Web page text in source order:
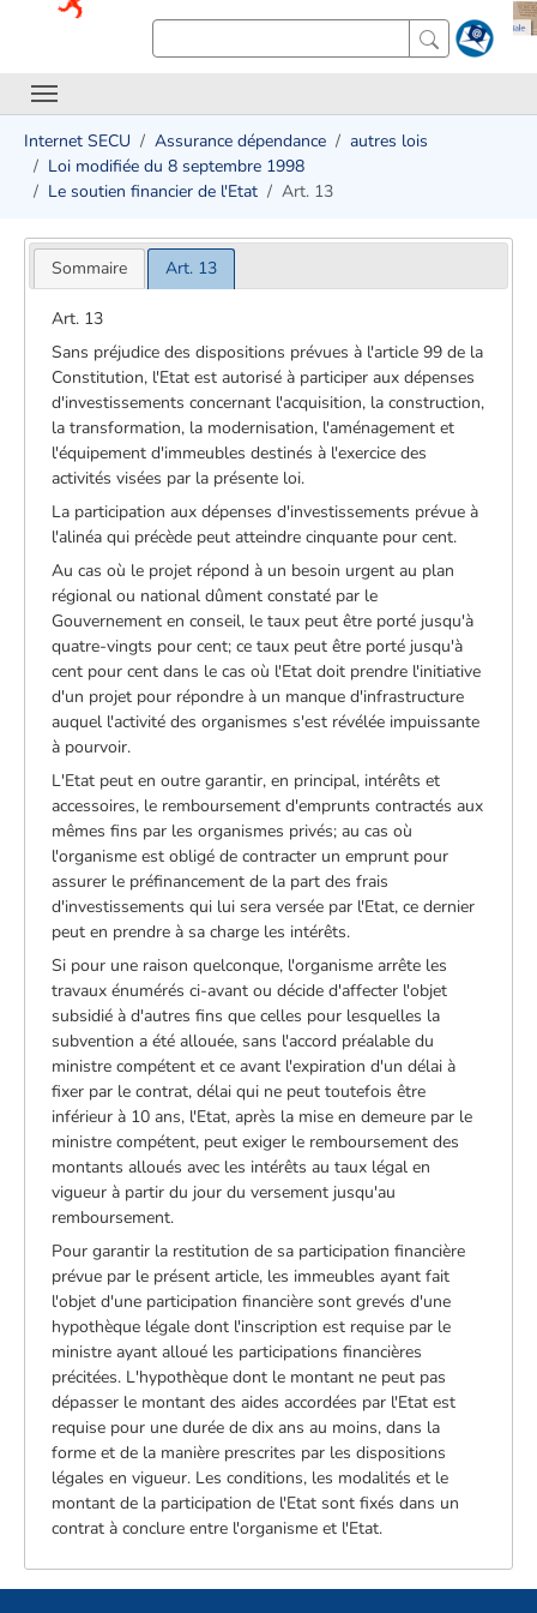
Internet SECU Assurance dépendance
autres lois
Loi modifiée du 8 septembre 1998
Le soutien financier de l'Etat
Art. 13
Sommaire Art. 13
Art. 13
Sans préjudice des dispositions prévues à l'article 99 de la
Constitution, l'Etat est autorisé à participer aux dépenses
d'investissements concernant l'acquisition, la construction,
la transformation, la modernisation, l'aménagement et
l'équipement d'immeubles destinés à l'exercice des
activités visées par la présente loi.
La participation aux dépenses d'investissements prévue à
l'alinéa qui précède peut atteindre cinquante pour cent.
Au cas où le projet répond à un besoin urgent au plan
régional ou national dûment constaté par le
Gouvernement en conseil, le taux peut être porté jusqu'à
quatre-vingts pour cent; ce taux peut être porté jusqu'à
cent pour cent dans le cas où l'Etat doit prendre l'initiative
d'un projet pour répondre à un manque d'infrastructure
auquel l'activité des organismes s'est révélée impuissante
à pourvoir.
L'Etat peut en outre garantir, en principal, intérêts et
accessoires, le remboursement d'emprunts contractés aux
mêmes fins par les organismes privés; au cas où
l'organisme est obligé de contracter un emprunt pour
assurer le préfinancement de la part des frais
d'investissements qui lui sera versée par l'Etat, ce dernier
peut en prendre à sa charge les intérêts.
Si pour une raison quelconque, l'organisme arrête les
travaux énumérés ci-avant ou décide d'affecter l'objet
subsidié à d'autres fins que celles pour lesquelles la
subvention a été allouée, sans l'accord préalable du
ministre compétent et ce avant l'expiration d'un délai à
fixer par le contrat, délai qui ne peut toutefois être
inférieur à 10 ans, l'Etat, après la mise en demeure par le
ministre compétent, peut exiger le remboursement des
montants alloués avec les intérêts au taux légal en
vigueur à partir du jour du versement jusqu'au
remboursement.
Pour garantir la restitution de sa participation financière
prévue par le présent article, les immeubles ayant fait
l'objet d'une participation financière sont grevés d'une
hypothèque légale dont l'inscription est requise par le
ministre ayant alloué les participations financières
précitées. L'hypothèque dont le montant ne peut pas
dépasser le montant des aides accordées par l'Etat est
requise pour une durée de dix ans au moins, dans la
forme et de la manière prescrites par les dispositions
légales en vigueur. Les conditions, les modalités et le
montant de la participation de l'Etat sont fixés dans un
contrat à conclure entre l'organisme et l'Etat.